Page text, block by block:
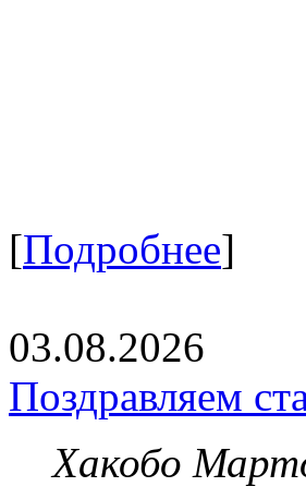
[Подробнее]
03.08.2026
Поздравляем
Хакобо